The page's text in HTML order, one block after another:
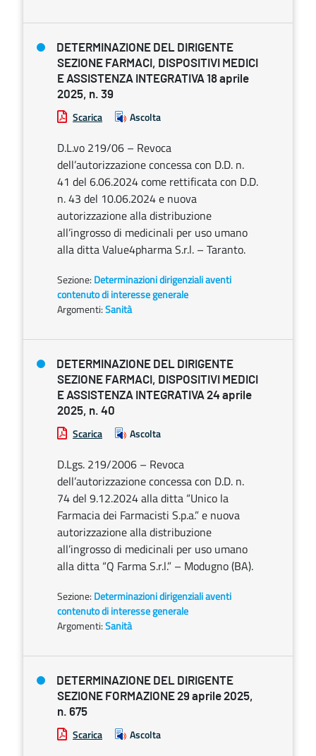
DETERMINAZIONE DEL DIRIGENTE
SEZIONE FARMACI, DISPOSITIVI MEDICI
E ASSISTENZA INTEGRATIVA 18 aprile
2025, n. 39
Scarica Ascolta
D.L.vo 219/06 – Revoca
dell’autorizzazione concessa con D.D. n.
41 del 6.06.2024 come rettificata con D.D.
n. 43 del 10.06.2024 e nuova
autorizzazione alla distribuzione
all’ingrosso di medicinali per uso umano
alla ditta Value4pharma S.r.l. – Taranto.
Sezione: Determinazioni dirigenziali aventi
contenuto di interesse generale
Argomenti:Sanità
DETERMINAZIONE DEL DIRIGENTE
SEZIONE FARMACI, DISPOSITIVI MEDICI
E ASSISTENZA INTEGRATIVA 24 aprile
2025, n. 40
Scarica Ascolta
D.Lgs. 219/2006 – Revoca
dell’autorizzazione concessa con D.D. n.
74 del 9.12.2024 alla ditta “Unico la
Farmacia dei Farmacisti S.p.a.” e nuova
autorizzazione alla distribuzione
all’ingrosso di medicinali per uso umano
alla ditta “Q Farma S.r.l.” – Modugno (BA).
Sezione: Determinazioni dirigenziali aventi
contenuto di interesse generale
Argomenti:Sanità
DETERMINAZIONE DEL DIRIGENTE
SEZIONE FORMAZIONE 29 aprile 2025,
n. 675
Scarica Ascolta